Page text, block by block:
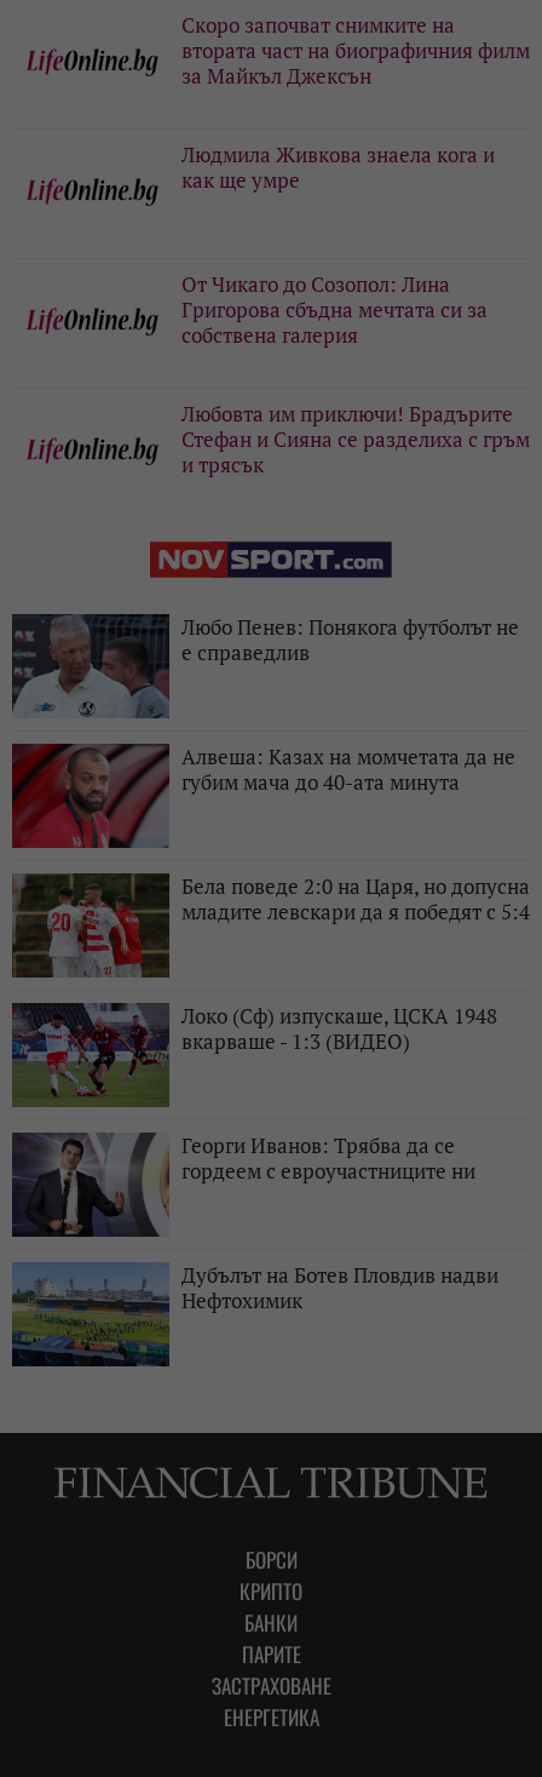
Скоро започват снимките на
втората част на биографичния филм
за Майкъл Джексън
Людмила Живкова знаела кога и
как ще умре
От Чикаго до Созопол: Лина
Григорова сбъдна мечтата си за
собствена галерия
Любовта им приключи! Брадърите
Стефан и Сияна се разделиха с гръм
и трясък
Любо Пенев: Понякога футболът не
е справедлив
Алвеша: Казах на момчетата да не
губим мача до 40-ата минута
Бела поведе 2:0 на Царя, но допусна
младите левскари да я победят с 5:4
Локо (Сф) изпускаше, ЦСКА 1948
вкарваше - 1:3 (ВИДЕО)
Георги Иванов: Трябва да се
гордеем с евроучастниците ни
Дубълът на Ботев Пловдив надви
Нефтохимик
БОРСИ
КРИПТО
БАНКИ
ПАРИТЕ
ЗАСТРАХОВАНЕ
ЕНЕРГЕТИКА